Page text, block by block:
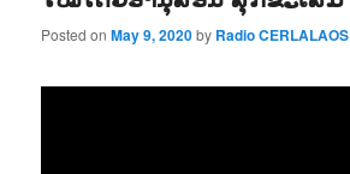
Posted onMay 9, 2020by Radio CERLALAOS